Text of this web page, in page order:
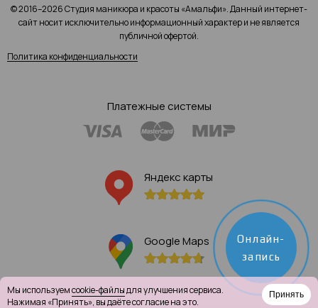
© 2016–2026 Студия маникюра и красоты «Амальфи». Данный интернет-
сайт носит исключительно информационный характер и не является
публичной офертой.
Политика конфиденциальности
Платежные системы
Яндекс карты
Google Maps
Онлайн-
запись
Мы используемcookie-файлыдля улучшения сервиса.
Нажимая «Принять», вы даёте согласие на это.
Принять